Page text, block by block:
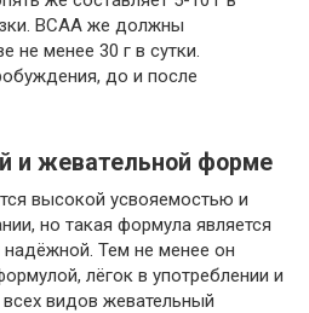
BCAA же должны
не менее 30 г в сутки.
до и после
и жевательной форме
высокой усвояемостью и
но такая формула является
Тем не менее он
лёгок в употреблении и
видов жевательный